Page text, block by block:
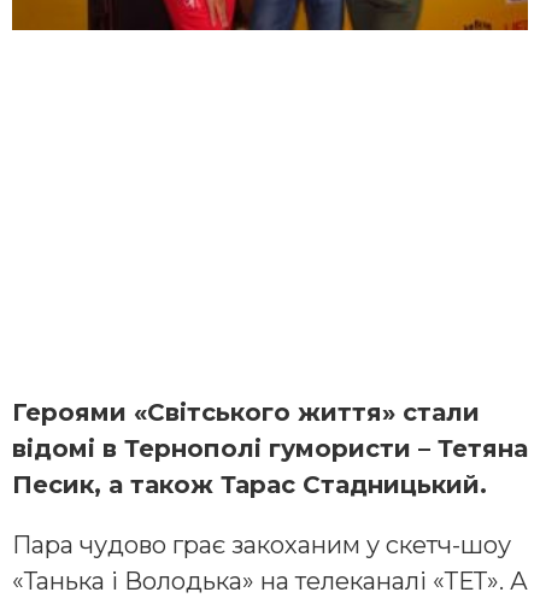
Героями «Світського життя» стали
відомі в Тернополі гумористи – Тетяна
Песик, а також Тарас Стадницький.
Пара чудово грає закоханим у скетч-шоу
«Танька і Володька» на телеканалі «ТЕТ». А